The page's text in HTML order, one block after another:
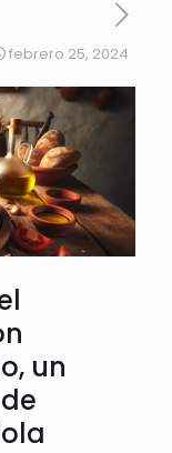
febrero 25, 2024
un